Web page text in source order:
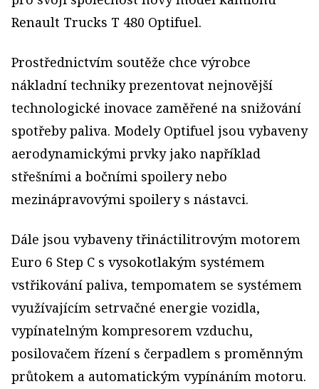
Renault Trucks T 480 Optifuel.
Prostřednictvím soutěže chce výrobce
nákladní techniky prezentovat nejnovější
technologické inovace zaměřené na snižování
spotřeby paliva. Modely Optifuel jsou vybaveny
aerodynamickými prvky jako například
střešními a bočními spoilery nebo
mezinápravovými spoilery s nástavci.
Dále jsou vybaveny třináctilitrovým motorem
Euro 6 Step C s vysokotlakým systémem
vstřikování paliva, tempomatem se systémem
využívajícím setrvačné energie vozidla,
vypínatelným kompresorem vzduchu,
posilovačem řízení s čerpadlem s proměnným
průtokem a automatickým vypínáním motoru.